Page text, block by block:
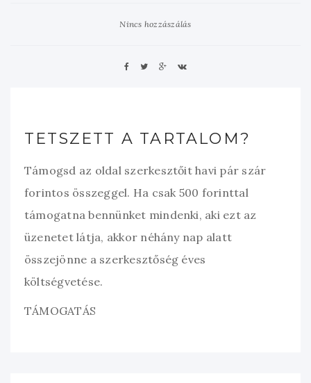
Nincs hozzászálás
TETSZETT A TARTALOM?
Támogsd az oldal szerkesztőit havi pár szár
forintos összeggel. Ha csak 500 forinttal
támogatna bennünket mindenki, aki ezt az
üzenetet látja, akkor néhány nap alatt
összejönne a szerkesztőség éves
költségvetése.
TÁMOGATÁS